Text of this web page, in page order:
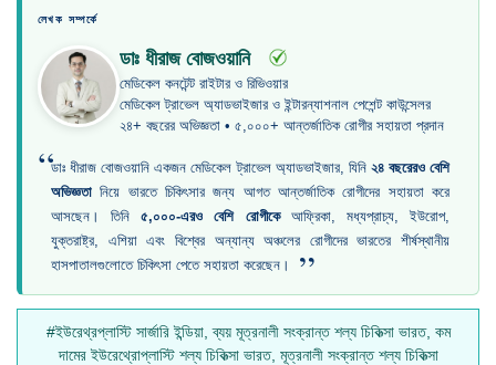
লেখক সম্পর্কে
ডাঃ ধীরাজ বোজওয়ানি
মেডিকেল কনটেন্ট রাইটার ও রিভিওয়ার
মেডিকেল ট্রাভেল অ্যাডভাইজার ও ইন্টারন্যাশনাল পেশেন্ট কাউন্সেলর
২৪+ বছরের অভিজ্ঞতা • ৫,০০০+ আন্তর্জাতিক রোগীর সহায়তা প্রদান
“ডাঃ ধীরাজ বোজওয়ানি একজন মেডিকেল ট্রাভেল অ্যাডভাইজার, যিনি ২৪ বছরেরও বেশি
অভিজ্ঞতা নিয়ে ভারতে চিকিৎসার জন্য আগত আন্তর্জাতিক রোগীদের সহায়তা করে
আসছেন। তিনি৫,০০০-এরও বেশি রোগীকেআফ্রিকা, মধ্যপ্রাচ্য, ইউরোপ,
যুক্তরাষ্ট্র, এশিয়া এবং বিশ্বের অন্যান্য অঞ্চলের রোগীদের ভারতের শীর্ষস্থানীয়
হাসপাতালগুলোতে চিকিৎসা পেতে সহায়তা করেছেন।
”
#ইউরেথ্রপ্লাস্টি সার্জারি ইন্ডিয়া, ব্যয় মূত্রনালী সংক্রান্ত শল্য চিকিত্সা ভারত, কম
দামের ইউরেথ্রোপ্লাস্টি শল্য চিকিত্সা ভারত, মূত্রনালী সংক্রান্ত শল্য চিকিত্সা